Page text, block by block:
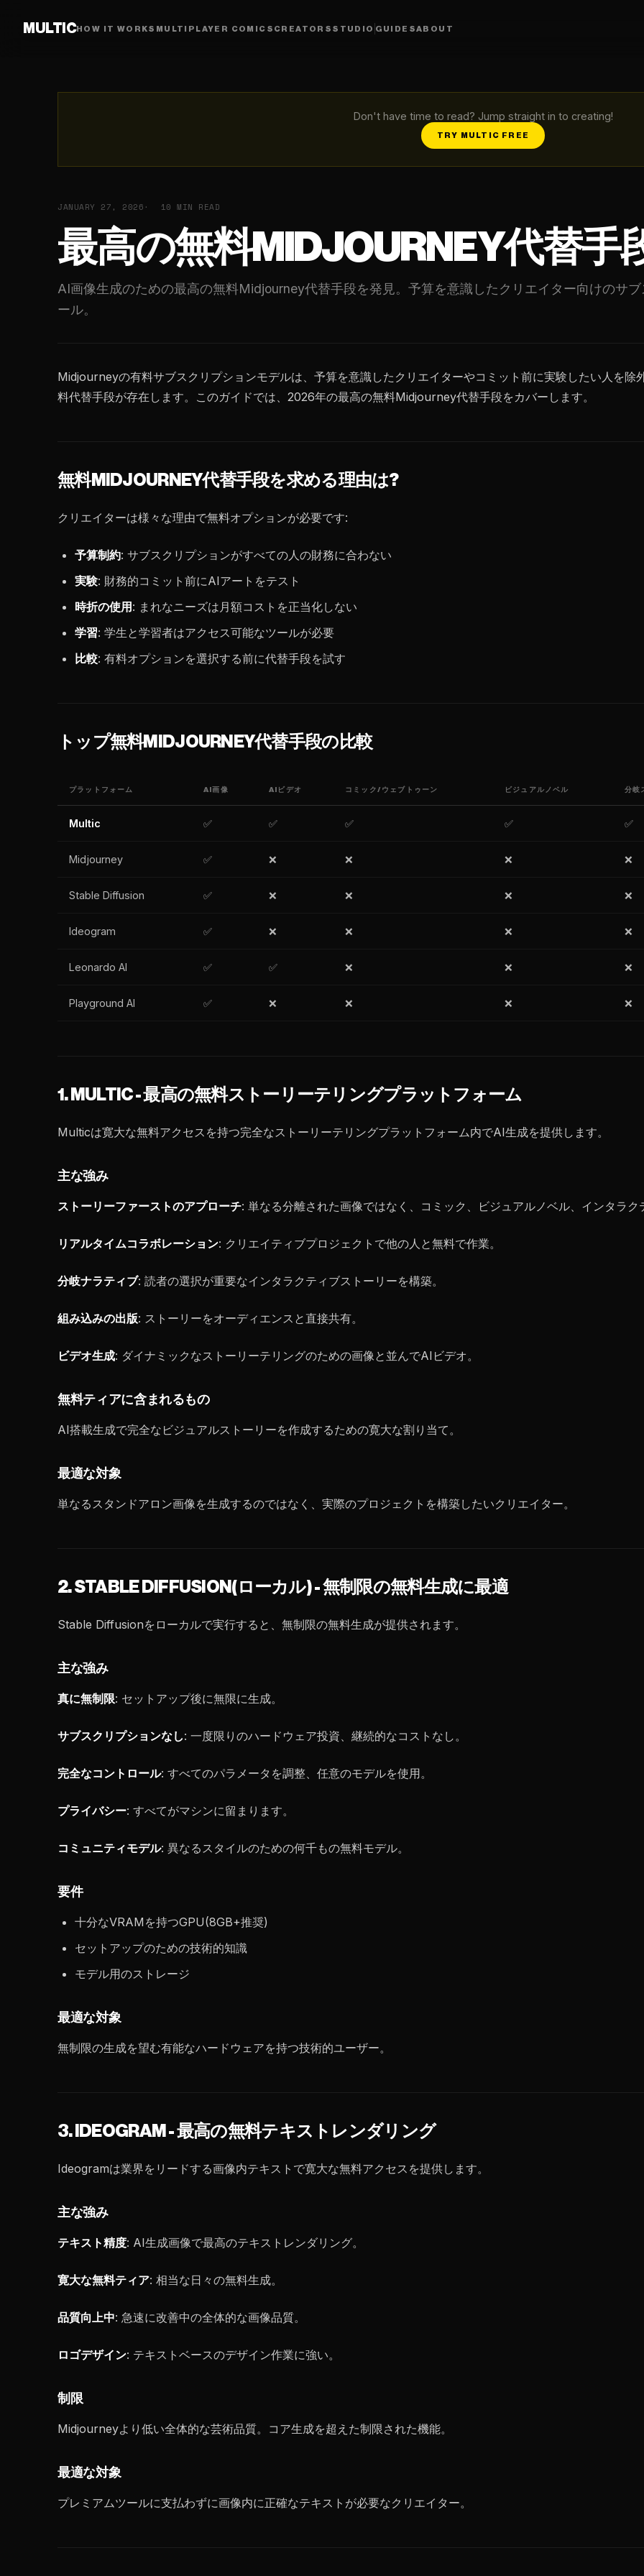
MULTICHOW IT WORKS MULTIPLAYER COMICS CREATORS STUDIO GUIDESABOUT
Don't have time to read? Jump straight in to creating!
TRY MULTIC FREE
JANUARY 27, 2026 10 MIN READ
最高の無料MIDJOURNEY代替手
AI画像生成のための最高の無料Midjourney代替手段を発見。予算を意識したクリエイター向けのサ
ール。
Midjourneyの有料サブスクリプションモデルは、予算を意識したクリエイターやコミット前に実験したい人を
料代替手段が存在します。このガイドでは、2026年の最高の無料Midjourney代替手段をカバーします。
無料MIDJOURNEY代替手段を求める理由は?
クリエイターは様々な理由で無料オプションが必要です:
予算制約: サブスクリプションがすべての人の財務に合わない
実験: 財務的コミット前にAIアートをテスト
時折の使用 : まれなニーズは月額コストを正当化しない
学習: 学生と学習者はアクセス可能なツールが必要
比較: 有料オプションを選択する前に代替手段を試す
トップ無料MIDJOURNEY代替手段の比較
プラットフォーム AI画像 AIビデオ コミック/ウェブトゥーン ビジュアルノベル 分岐
Multic ✅ ✅ ✅ ✅ ✅
Midjourney ✅ ❌ ❌ ❌ ❌
Stable Diffusion ✅ ❌ ❌ ❌ ❌
Ideogram ✅ ❌ ❌ ❌ ❌
Leonardo AI ✅ ✅ ❌ ❌ ❌
Playground AI ✅ ❌ ❌ ❌ ❌
1. MULTIC - 最高の無料ストーリーテリングプラットフォーム
Multicは寛大な無料アクセスを持つ完全なストーリーテリングプラットフォーム内でAI生成を提供します。
主な強み
ストーリーファーストのアプローチ: 単なる分離された画像ではなく、コミック、ビジュアルノベル、インタラク
リアルタイムコラボレーション: クリエイティブプロジェクトで他の人と無料で作業。
分岐ナラティブ: 読者の選択が重要なインタラクティブストーリーを構築。
組み込みの出版: ストーリーをオーディエンスと直接共有。
ビデオ生成: ダイナミックなストーリーテリングのための画像と並んでAIビデオ。
無料ティアに含まれるもの
AI搭載生成で完全なビジュアルストーリーを作成するための寛大な割り当て。
最適な対象
単なるスタンドアロン画像を生成するのではなく、実際のプロジェクトを構築したいクリエイター。
2. STABLE DIFFUSION(ローカル) - 無制限の無料生成に最適
Stable Diffusionをローカルで実行すると、無制限の無料生成が提供されます。
主な強み
真に無制限: セットアップ後に無限に生成。
サブスクリプションなし: 一度限りのハードウェア投資、継続的なコストなし。
完全なコントロール: すべてのパラメータを調整、任意のモデルを使用。
プライバシー: すべてがマシンに留まります。
コミュニティモデル: 異なるスタイルのための何千もの無料モデル。
要件
十分なVRAMを持つGPU(8GB+推奨)
セットアップのための技術的知識
モデル用のストレージ
最適な対象
無制限の生成を望む有能なハードウェアを持つ技術的ユーザー。
3. IDEOGRAM - 最高の無料テキストレンダリング
Ideogramは業界をリードする画像内テキストで寛大な無料アクセスを提供します。
主な強み
テキスト精度: AI生成画像で最高のテキストレンダリング。
寛大な無料ティア: 相当な日々の無料生成。
品質向上中: 急速に改善中の全体的な画像品質。
ロゴデザイン: テキストベースのデザイン作業に強い。
制限
Midjourneyより低い全体的な芸術品質。コア生成を超えた制限された機能。
最適な対象
プレミアムツールに支払わずに画像内に正確なテキストが必要なクリエイター。